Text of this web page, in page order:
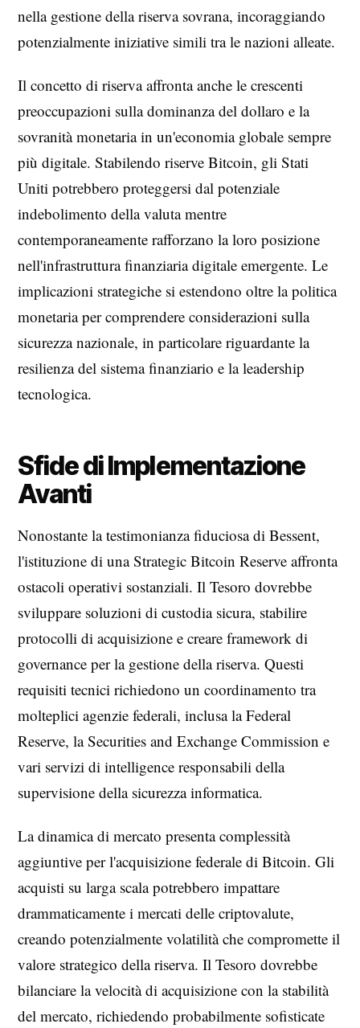
nella gestione della riserva sovrana, incoraggiando
potenzialmente iniziative simili tra le nazioni alleate.
Il concetto di riserva affronta anche le crescenti
preoccupazioni sulla dominanza del dollaro e la
sovranità monetaria in un'economia globale sempre
più digitale. Stabilendo riserve Bitcoin, gli Stati
Uniti potrebbero proteggersi dal potenziale
indebolimento della valuta mentre
contemporaneamente rafforzano la loro posizione
nell'infrastruttura finanziaria digitale emergente. Le
implicazioni strategiche si estendono oltre la politica
monetaria per comprendere considerazioni sulla
sicurezza nazionale, in particolare riguardante la
resilienza del sistema finanziario e la leadership
tecnologica.
Sfide di Implementazione
Avanti
Nonostante la testimonianza fiduciosa di Bessent,
l'istituzione di una Strategic Bitcoin Reserve affronta
ostacoli operativi sostanziali. Il Tesoro dovrebbe
sviluppare soluzioni di custodia sicura, stabilire
protocolli di acquisizione e creare framework di
governance per la gestione della riserva. Questi
requisiti tecnici richiedono un coordinamento tra
molteplici agenzie federali, inclusa la Federal
Reserve, la Securities and Exchange Commission e
vari servizi di intelligence responsabili della
supervisione della sicurezza informatica.
La dinamica di mercato presenta complessità
aggiuntive per l'acquisizione federale di Bitcoin. Gli
acquisti su larga scala potrebbero impattare
drammaticamente i mercati delle criptovalute,
creando potenzialmente volatilità che compromette il
valore strategico della riserva. Il Tesoro dovrebbe
bilanciare la velocità di acquisizione con la stabilità
del mercato, richiedendo probabilmente sofisticate